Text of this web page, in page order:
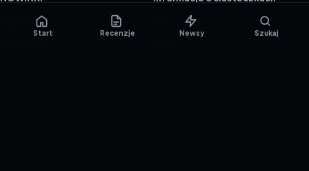
PORADNIKI Polityka prywatności
Start Recenzje Newsy Szukaj